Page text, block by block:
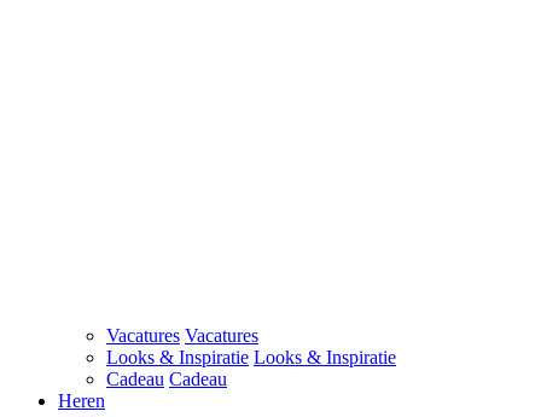
Vacatures Vacatures
Looks & Inspiratie Looks & Inspiratie
Cadeau Cadeau
Heren